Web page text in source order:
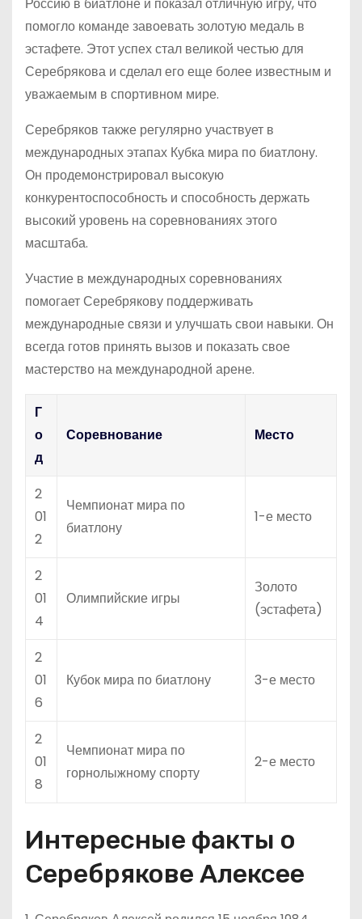
помогло команде завоевать золотую медаль в
эстафете. Этот успех стал великой честью для
Серебрякова и сделал его еще более известным и
уважаемым в спортивном мире.
Серебряков также регулярно участвует в
международных этапах Кубка мира по биатлону.
Он продемонстрировал высокую
конкурентоспособность и способность держать
высокий уровень на соревнованиях этого
масштаба.
Участие в международных соревнованиях
помогает Серебрякову поддерживать
международные связи и улучшать свои навыки. Он
всегда готов принять вызов и показать свое
мастерство на международной арене.
Г
о
д
Соревнование Место
2
01
2
Чемпионат мира по
биатлону
1-е место
2
01
4
Олимпийские игры
Золото
(эстафета)
2
01
6
Кубок мира по биатлону 3-е место
2
01
8
Чемпионат мира по
горнолыжному спорту
2-е место
Интересные факты о
Серебрякове Алексее